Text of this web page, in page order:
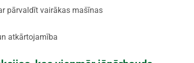
pārvaldīt vairākas mašīnas
atkārtojamība